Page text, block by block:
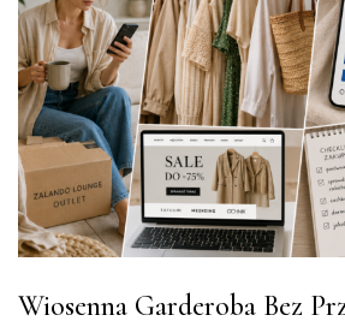
Wiosenna Garderoba Bez